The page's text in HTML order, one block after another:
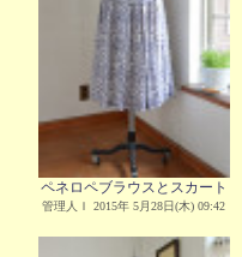
ペネロペブラウスとスカート
管理人Ｉ 2015年 5月28日(木) 09:42